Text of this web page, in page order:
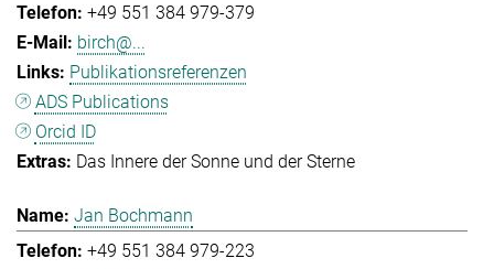
+49 551 384 979-379
birch@...
Publikationsreferenzen
ADS Publications
Orcid ID
Das Innere der Sonne und der Sterne
Jan Bochmann
+49 551 384 979-223